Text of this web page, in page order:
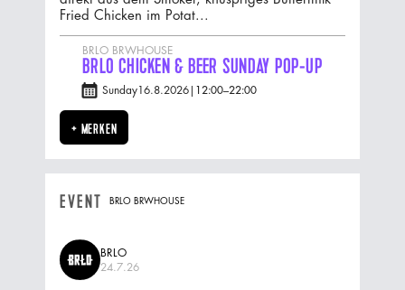
Fried Chicken im Potat...
BRLO BRWHOUSE
BRLO CHICKEN & BEER SUNDAY POP-UP
Sunday16.8.2026 12:00–22:00
+ MERKEN
EVENT BRLO BRWHOUSE
BRLO
24.7.26